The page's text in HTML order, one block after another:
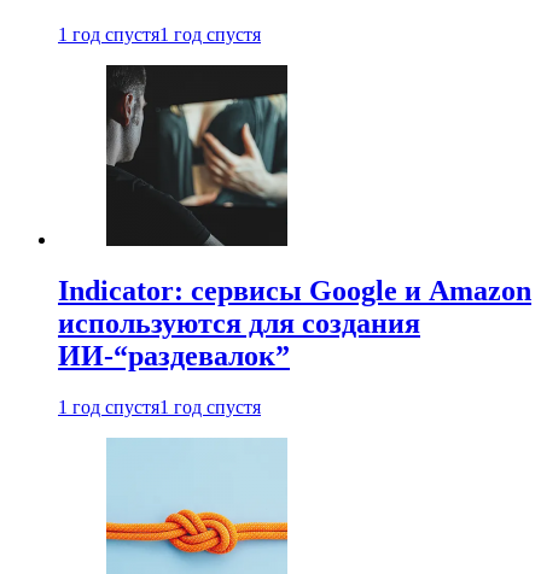
1 год спустя1 год спустя
Indicator: сервисы Google и Amazon
используются для создания
ИИ-“раздевалок”
1 год спустя1 год спустя